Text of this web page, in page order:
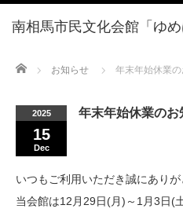
Home お知らせ 年末年始休業
2025
15
Dec
年末年始休業のお
いつもご利用いただき誠にありが
当会館は12月29日(月)～1月3日(